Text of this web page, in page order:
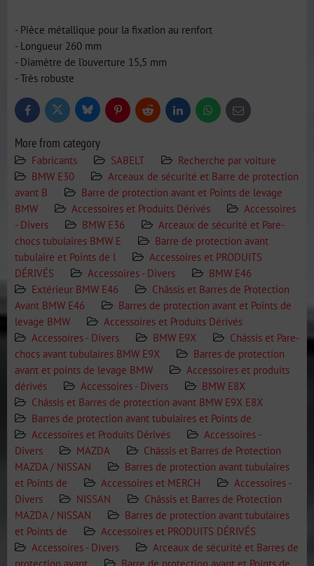
- Pièce métallique pour la fixation au renfort
- Longueur 260 mm
- Diamètre de l'ouverture 15,5 mm
- Très robuste
FacebookTwitter BlueskyPinterestReddit LinkedInWhatsApp
E-
mail
More from category
Fabricants SABELT
Recherche par voiture
BMW E30
Arceaux de sécurité et Barre de protection
avant B
Barre de protection avant et Points de levage
BMW
Accessoires et Produits Dérivés
Accessoires
- Divers
BMW E36
Arceaux de sécurité et Pare-
chocs tubulaires BMW E
Barre de protection avant
tubulaire et Points de l
Accessoires et PRODUITS
DÉRIVÉS
Accessoires - Divers
BMW E46
Extérieur BMW E46
Châssis et Barres de Protection
Avant BMW E46
Barres de protection avant et Points de
levage BMW
Accessoires et Produits Dérivés
Accessoires - Divers
BMW E9X
Châssis et Pare-
chocs avant tubulaires BMW E9X
Barres de protection
avant et points de levage BMW
Accessoires et produits
dérivés
Accessoires - Divers
BMW E8X
Châssis et Barres de protection avant BMW E9X E8X
Barres de protection avant tubulaires et Points de
Accessoires et Produits Dérivés
Accessoires -
Divers
MAZDA
Châssis et Barres de Protection
MAZDA / NISSAN
Barres de protection avant tubulaires
et Points de
Accessoires et MERCH
Accessoires -
Divers
NISSAN
Châssis et Barres de Protection
MAZDA / NISSAN
Barres de protection avant tubulaires
et Points de
Accessoires et PRODUITS DÉRIVÉS
Accessoires - Divers
Arceaux de sécurité et Barres de
protection avant
Barre de protection avant et Points de